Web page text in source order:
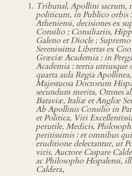
Tribunal, Apollini sacrum,
politicum, in Publico orbis
Atheniensi, decisiones ex
Consilio : Consiliariis,
Galeno et Diocle ;
Serenissima Libertas ex
Græciæ Academia : in
Academia : tertia utriusque
quarta aula Regia
Majestuosa Doctorum
secundum merita, Omnes
Bataviæ, Italiæ et Angliæ
Ab Apollinis Consilio in
et Politica, Viri
perutile, Medicis,
peritissimis : et omnibus
eruditione delectantur, ut
viris. Auctore Caspare
ac Philosopho Hispalensi,
Caldera,